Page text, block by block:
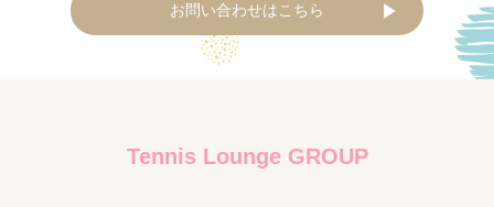
お問い合わせはこちら
Tennis Lounge GROUP